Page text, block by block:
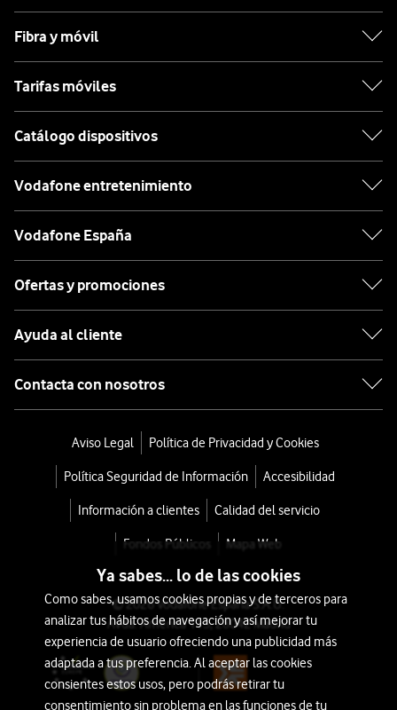
Fibra y móvil
Tarifas móviles
Catálogo dispositivos
Vodafone entretenimiento
Vodafone España
Ofertas y promociones
Ayuda al cliente
Contacta con nosotros
Aviso Legal Política de Privacidad y Cookies
Política Seguridad de Información Accesibilidad
Información a clientes Calidad del servicio
Fondos Públicos Mapa Web
© 2026 Vodafone España S.A.U.
Avda. América 115, 28042 Madrid
Ya sabes... lo de las cookies
Como sabes, usamos cookies propias y de terceros para
analizar tus hábitos de navegación y así mejorar tu
experiencia de usuario ofreciendo una publicidad más
adaptada a tus preferencia. Al aceptar las cookies
consientes estos usos, pero podrás retirar tu
consentimiento sin problema en las funciones de tu